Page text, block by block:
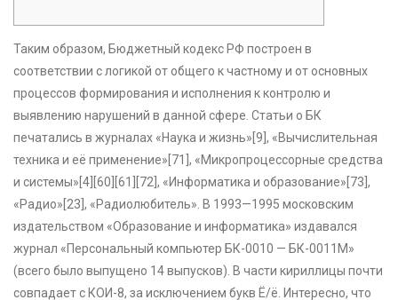
Таким образом, Бюджетный кодекс РФ построен в
соответствии с логикой от общего к частному и от основных
процессов формирования и исполнения к контролю и
выявлению нарушений в данной сфере. Статьи о БК
печатались в журналах «Наука и жизнь»[9], «Вычислительная
техника и её применение»[71], «Микропроцессорные средства
и системы»[4][60][61][72], «Информатика и образование»[73],
«Радио»[23], «Радиолюбитель». В 1993—1995 московским
издательством «Образование и информатика» издавался
журнал «Персональный компьютер БК-0010 — БК-0011М»
(всего было выпущено 14 выпусков). В части кириллицы почти
совпадает с КОИ-8, за исключением букв Ё/ё. Интересно, что